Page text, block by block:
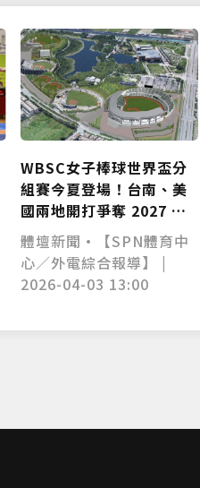
WBSC女子棒球世界盃分
組賽今夏登場！台南、美
國兩地開打爭奪 2027 決
賽門票
體壇新聞•【SPN體育中
心／外電綜合報導】 |
2026-04-03 13:00